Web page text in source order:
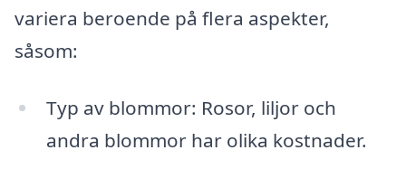
variera beroende på flera aspekter,
såsom:
Typ av blommor: Rosor, liljor och
andra blommor har olika kostnader.